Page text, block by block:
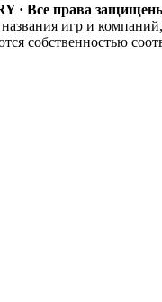
· Все права
игр и
собственностью